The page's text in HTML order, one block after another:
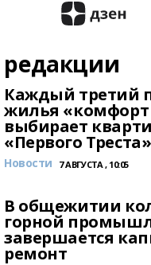
Каждый третий
жилья «комфорт
выбирает
«Первого Треста»
Новости 7 АВГУСТА , 10:05
В общежитии
горной
завершается
ремонт